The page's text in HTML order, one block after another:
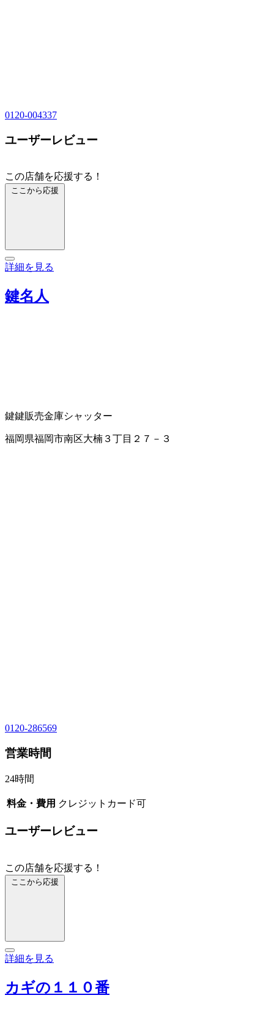
0120-004337
ユーザーレビュー
この店舗を応援する！
ここから応援
詳細を見る
鍵名人
鍵鍵販売金庫シャッター
福岡県福岡市南区大楠３丁目２７－３
0120-286569
営業時間
24時間
料金・費用 クレジットカード可
ユーザーレビュー
この店舗を応援する！
ここから応援
詳細を見る
カギの１１０番